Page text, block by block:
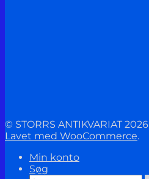
© STORRS ANTIKVARIAT 2026
Lavet med WooCommerce.
Min konto
Søg